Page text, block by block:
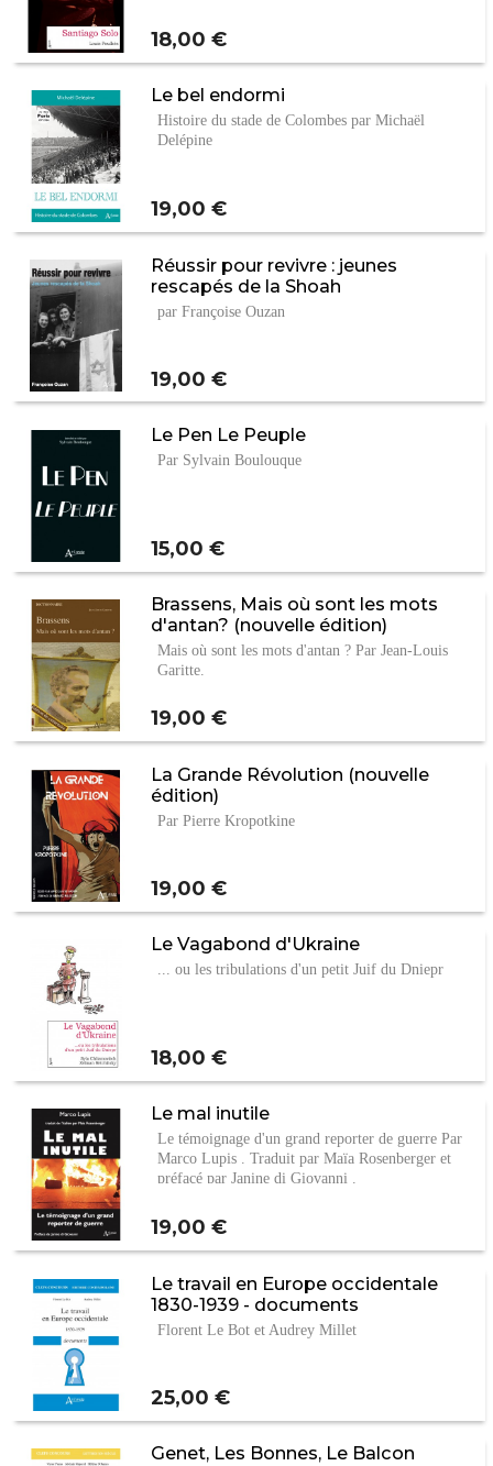
Prix
18,00 €
Le bel endormi
Histoire du stade de Colombes par Michaël
Delépine
Prix
19,00 €
Réussir pour revivre : jeunes
rescapés de la Shoah
par Françoise Ouzan
Prix
19,00 €
Le Pen Le Peuple
Par Sylvain Boulouque
Prix
15,00 €
Brassens, Mais où sont les mots
d'antan? (nouvelle édition)
Mais où sont les mots d'antan ? Par Jean-Louis
Garitte.
Prix
19,00 €
La Grande Révolution (nouvelle
édition)
Par Pierre Kropotkine
Prix
19,00 €
Le Vagabond d'Ukraine
... ou les tribulations d'un petit Juif du Dniepr
Prix
18,00 €
Le mal inutile
Le témoignage d'un grand reporter de guerre Par
Marco Lupis . Traduit par Maïa Rosenberger et
préfacé par Janine di Giovanni .
Prix
19,00 €
Le travail en Europe occidentale
1830-1939 - documents
Florent Le Bot et Audrey Millet
Prix
25,00 €
Genet, Les Bonnes, Le Balcon